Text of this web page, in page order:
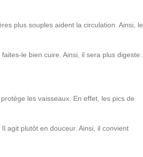
plus souples aident la circulation. Ainsi, le
le bien cuire. Ainsi, il sera plus digeste.
les vaisseaux. En effet, les pics de
agit plutôt en douceur. Ainsi, il convient